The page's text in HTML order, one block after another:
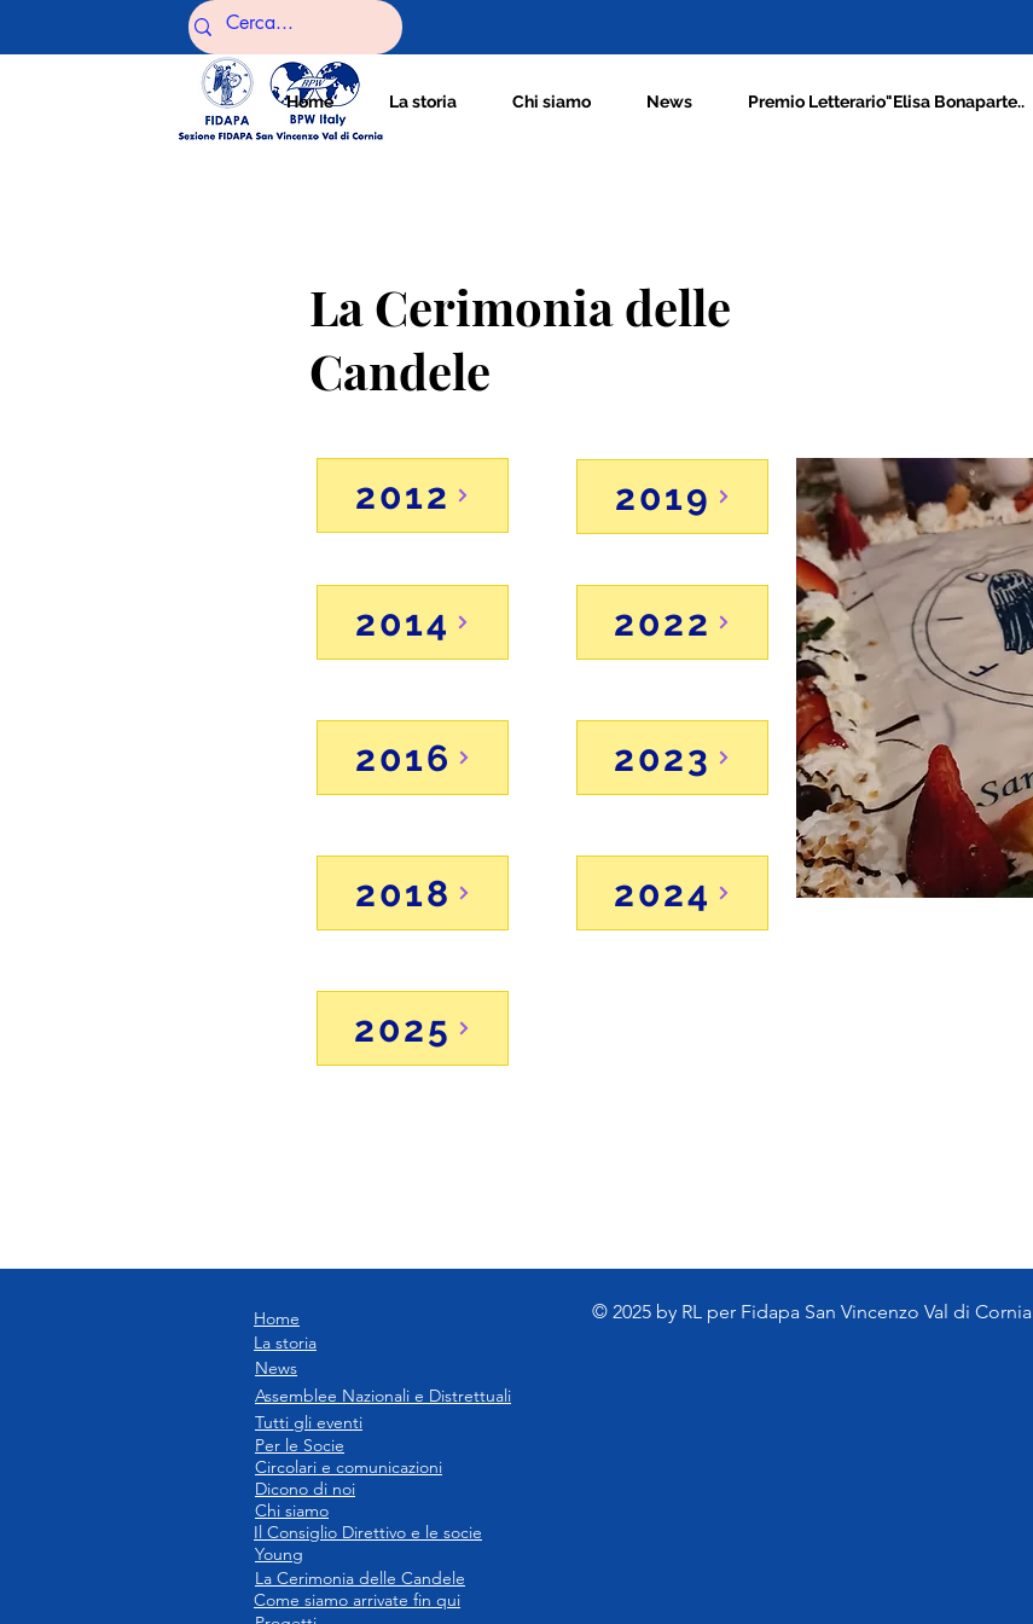
Home La storia Chi siamo News Premio Letterario"Elisa Bonaparte..
La Cerimonia delle
Candele
2012
2014
2016
2018
2019
2022
2023
2024
2025
© 2025 by RL per Fidapa San Vincenzo Val di Cornia
Home
La storia
News
Assemblee Nazionali e Distrettuali
Tutti gli eventi
Per le Socie
Circolari e comunicazioni
Dicono di noi
Chi siamo
Il Consiglio Direttivo e le socie
Young
La Cerimonia delle Candele
Come siamo arrivate fin qui